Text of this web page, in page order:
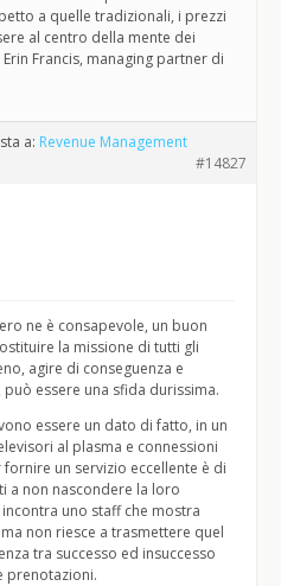
a quelle tradizionali, i prezzi
al centro della mente dei
Francis, managing partner di
a: Revenue Management
#14827
ne è consapevole, un buon
la missione di tutti gli
agire di conseguenza e
essere una sfida durissima.
essere un dato di fatto, in un
al plasma e connessioni
fornire un servizio eccellente è di
a non nascondere la loro
uno staff che mostra
non riesce a trasmettere quel
tra successo ed insuccesso
prenotazioni.